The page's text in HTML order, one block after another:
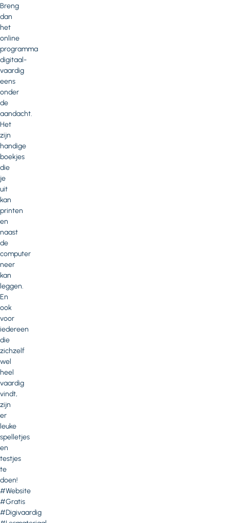
Breng
dan
het
online
programma
digitaal-
vaardig
eens
onder
de
aandacht.
Het
zijn
handige
boekjes
die
je
uit
kan
printen
en
naast
de
computer
neer
kan
leggen.
En
ook
voor
iedereen
die
zichzelf
wel
heel
vaardig
vindt,
zijn
er
leuke
spelletjes
en
testjes
te
doen!
#Website
#Gratis
#Digivaardig